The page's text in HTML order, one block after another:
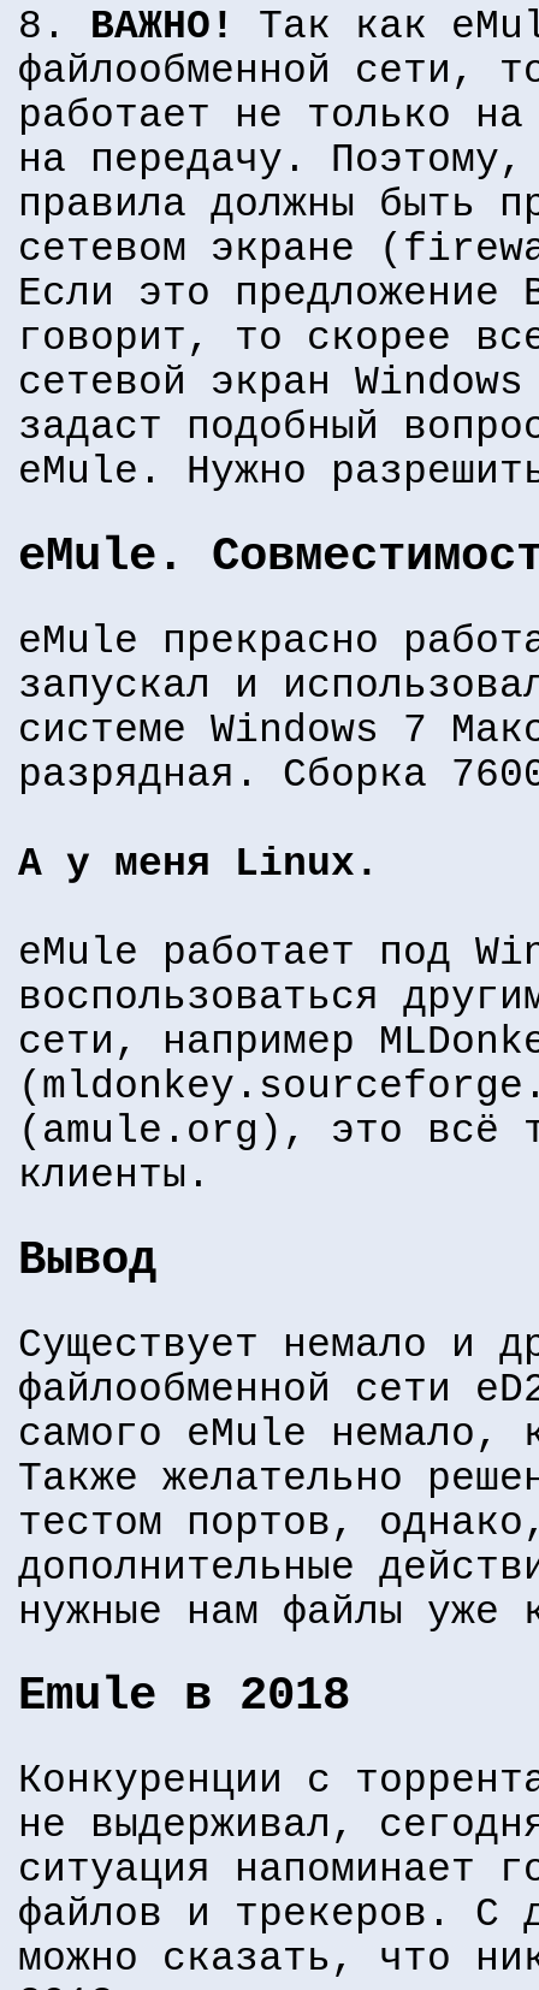
8. ВАЖНО!
Так как
файлообменной сети,
работает не только
на передачу. Поэтому,
правила должны быть
сетевом экране
Если это предложение
говорит, то скорее
сетевой экран
задаст подобный
eMule. Нужно
eMule.
eMule прекрасно
запускал и
системе Windows 7
разрядная. Сборка
А у меня Linux.
eMule работает под
воспользоваться
сети, например
(amule.org), это всё
клиенты.
Вывод
Существует немало и
файлообменной сети
самого eMule немало,
Также желательно
тестом портов,
дополнительные
нужные нам файлы уже
Emule в 2018
Конкуренции с
не выдерживал,
ситуация напоминает
файлов и трекеров. С
можно сказать, что